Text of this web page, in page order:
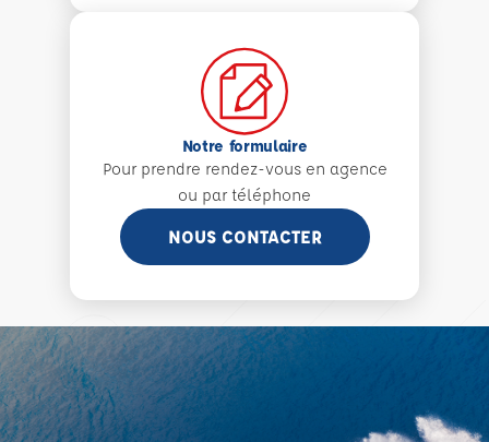
Notre formulaire
Pour prendre rendez-vous en agence
ou par téléphone
NOUS CONTACTER